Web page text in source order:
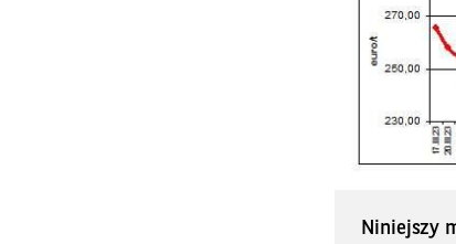
Niniejszy